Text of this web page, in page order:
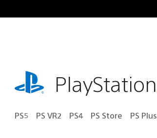
al
playstation.comPlayStation
PS5 PS VR2 PS4 PS Store PS Plus